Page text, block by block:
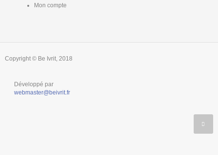
Mon compte
Copyright © Be Ivrit, 2018
Développé par
webmaster@beivrit.fr